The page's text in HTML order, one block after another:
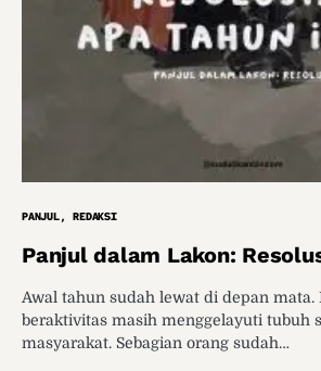
PANJUL REDAKSI
Panjul dalam Lakon:
Awal tahun sudah lewat di depan mata.
beraktivitas masih menggelayuti tubuh
masyarakat. Sebagian orang sudah…